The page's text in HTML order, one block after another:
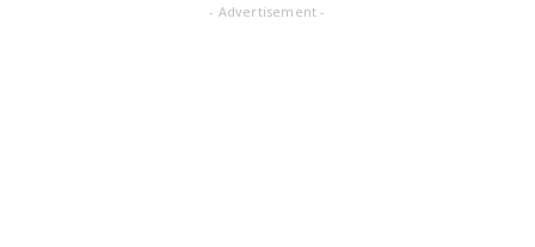
- Advertisement -